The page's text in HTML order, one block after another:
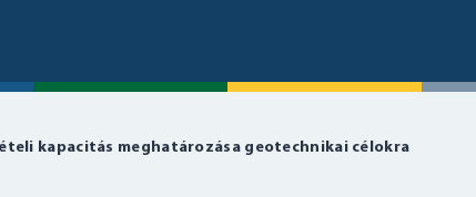
kapacitás meghatározása geotechnikai célokra